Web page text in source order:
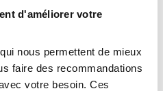
d'améliorer votre
nous permettent de mieux
faire des recommandations
votre besoin. Ces
armoires, casiers, caisses
certains biens ou endroits qui
insérer votre propre demi